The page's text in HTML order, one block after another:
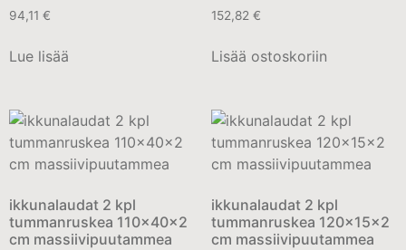
94,11 €
Lue lisää
152,82 €
Lisää ostoskoriin
ikkunalaudat 2 kpl
tummanruskea 110x40x2
cm massiivipuutammea
ikkunalaudat 2 kpl
tummanruskea 120x15x2
cm massiivipuutammea